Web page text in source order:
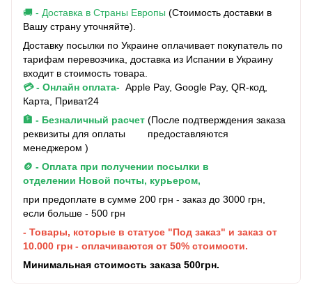
🚚 - Доставка в Страны Европы (Стоимость доставки в
Вашу страну уточняйте).
Доставку посылки по Украине оплачивает покупатель по
тарифам перевозчика, доставка из Испании в Украину
входит в стоимость товара.
💳 - Онлайн оплата- Apple Pay, Google Pay, QR-код,
Карта, Приват24
🏦 - Безналичный расчет (После подтверждения заказа
реквизиты для оплаты предоставляются
менеджером )
🪙 - Оплата при получении посылки в
отделении Новой почты, курьером,
при предоплате в сумме 200 грн - заказ до 3000 грн,
если больше - 500 грн
- Товары, которые в статусе "Под заказ" и заказ от
10.000 грн - оплачиваются от 50% стоимости.
Минимальная стоимость заказа 500грн.